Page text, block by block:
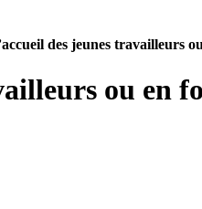
des jeunes travailleurs
ou en